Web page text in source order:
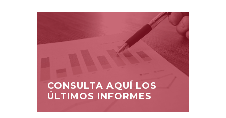
CONSULTA AQUÍ LOS
ÚLTIMOS INFORMES